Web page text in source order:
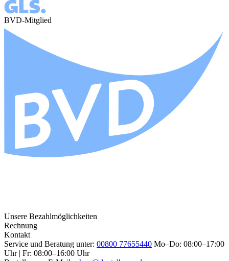
BVD-Mitglied
Unsere Bezahlmöglichkeiten
Rechnung
Kontakt
Service und Beratung unter: 00800 77655440 Mo–Do: 08:00–17:00
Uhr | Fr: 08:00–16:00 Uhr